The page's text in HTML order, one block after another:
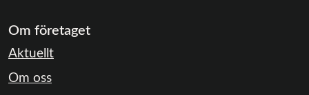
Om företaget
Aktuellt
Om oss